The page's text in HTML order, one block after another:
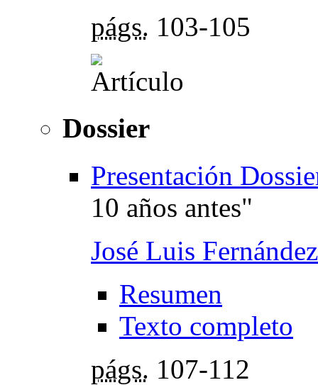
págs. 103-105
Dossier
Presentación
10 años antes"
José Luis Fernández
Resumen
Texto completo
págs. 107-112